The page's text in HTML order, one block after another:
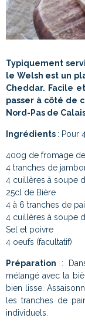
Typiquement
le Welsh est un
Cheddar. Facile
passer à côté de
Nord-Pas de
Ingrédients : Pour
400g de fromage
4 tranches de
4 cuillères à soupe
25cl de Bière
4 à 6 tranches de
4 cuillères à soupe
Sel et poivre
4 oeufs (facultatif)
Préparation :
mélangé avec la
bien lisse.
les tranches de
individuels.